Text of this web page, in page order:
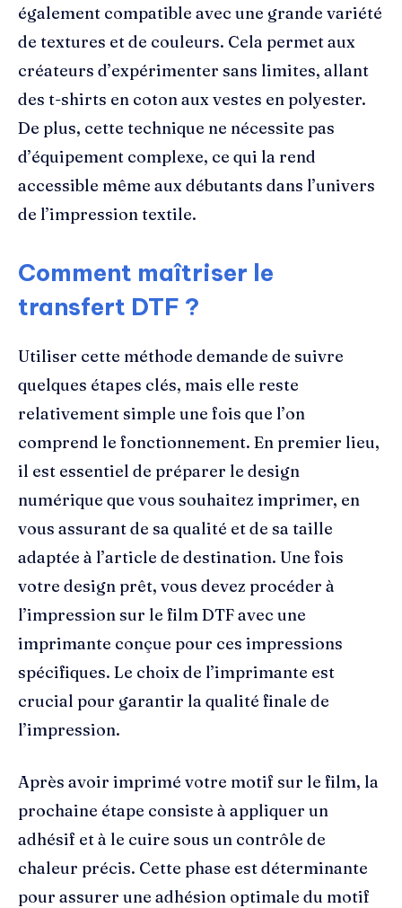
également compatible avec une grande variété
de textures et de couleurs. Cela permet aux
créateurs d’expérimenter sans limites, allant
des t-shirts en coton aux vestes en polyester.
De plus, cette technique ne nécessite pas
d’équipement complexe, ce qui la rend
accessible même aux débutants dans l’univers
de l’impression textile.
Comment maîtriser le
transfert DTF ?
Utiliser cette méthode demande de suivre
quelques étapes clés, mais elle reste
relativement simple une fois que l’on
comprend le fonctionnement. En premier lieu,
il est essentiel de préparer le design
numérique que vous souhaitez imprimer, en
vous assurant de sa qualité et de sa taille
adaptée à l’article de destination. Une fois
votre design prêt, vous devez procéder à
l’impression sur le film DTF avec une
imprimante conçue pour ces impressions
spécifiques. Le choix de l’imprimante est
crucial pour garantir la qualité finale de
l’impression.
Après avoir imprimé votre motif sur le film, la
prochaine étape consiste à appliquer un
adhésif et à le cuire sous un contrôle de
chaleur précis. Cette phase est déterminante
pour assurer une adhésion optimale du motif